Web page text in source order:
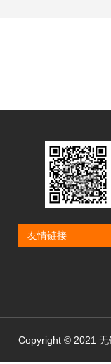
友情链接
Copyright © 2021